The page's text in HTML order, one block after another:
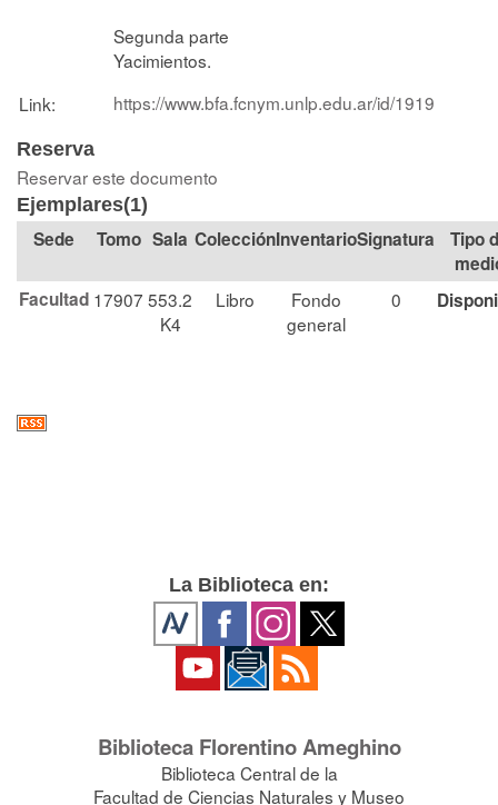
Segunda parte
Yacimientos.
Link:
https://www.bfa.fcnym.unlp.edu.ar/id/1919
Reserva
Reservar este documento
Ejemplares(1)
Tomo Sala Colección Signatura
Tipo
Facultad 17907 553.2
K4
Libro
Fondo
general
0
La Biblioteca en:
Biblioteca Florentino Ameghino
Biblioteca Central de la
Facultad de Ciencias Naturales y Museo